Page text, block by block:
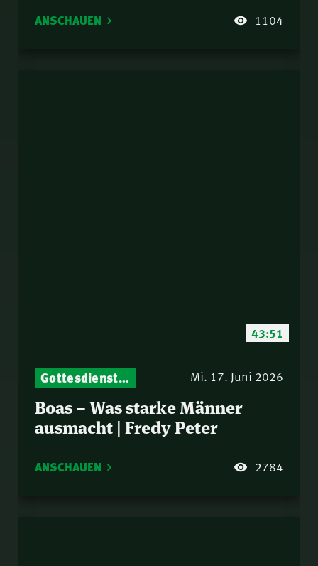
ANSCHAUEN 1104
43:51
Gottesdienst-Botschaften – Jeden Sonntag neu: Aktuelle Predigten vom Mitternachtsruf Mi. 17. Juni 2026
Boas – Was starke Männer
ausmacht | Fredy Peter
ANSCHAUEN 2784